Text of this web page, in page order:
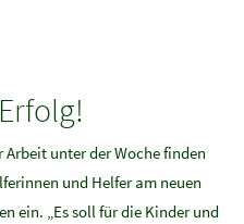
Arbeit unter der Woche finden
und Helfer am neuen
ein. „Es soll für die Kinder und